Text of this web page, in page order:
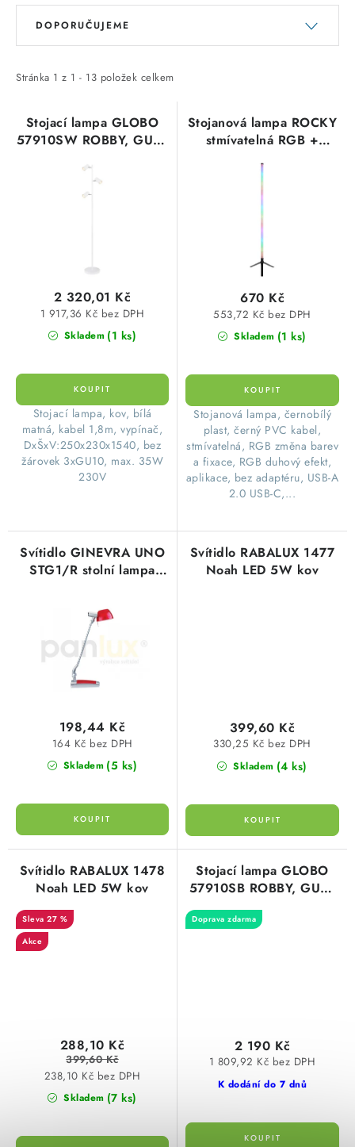
LED osvětlení
NÁŘADÍ
Položky bez zařazené kategorie dle výrobců
OSVĚTLENÍ
Ochrana osobních údajů
Moje objednávka
V
i
p
r
Stránka 1 z 1 - 13 položek celkem
Ř
e
p
DOPORUČUJEME
Stojací lampa GLOBO
57910SW ROBBY, GU10
kabel 1,8m, stojací
lampa
Skladem (1 ks)
1 917,36 Kč bez DPH
2 320,01 Kč
​ Stojací lampa, kov, bílá
matná, kabel 1,8m, vypínač,
DxŠxV:250x230x1540, bez
žárovek 3xGU10, max. 35W
230V
Stojanová lampa ROCKY
stmívatelná RGB +
GLOBO 28062
Skladem (1 ks)
553,72 Kč bez DPH
670 Kč
​Stojanová lampa, černobílý
plast, černý PVC kabel,
stmívatelná, RGB změna barev
a fixace, RGB duhový efekt,
aplikace, bez adaptéru, USB-A
2.0 USB-C,...
Svítidlo GINEVRA UNO
STG1/R stolní lampa
žárovka G9/40W
Panlux
Skladem (5 ks)
164 Kč bez DPH
198,44 Kč
Svítidlo RABALUX 1477
Noah LED 5W kov
Skladem (4 ks)
330,25 Kč bez DPH
399,60 Kč
Svítidlo RABALUX 1478
Noah LED 5W kov
27 %
Akce
Skladem (7 ks)
238,10 Kč bez DPH
288,10 Kč
399,60 Kč
Stojací lampa GLOBO
57910SB ROBBY, GU10
3x35W, černý matný
kov, kabel 1,8m, stojací
Doprava zdarma
K dodání do 7 dnů
1 809,92 Kč bez DPH
2 190 Kč